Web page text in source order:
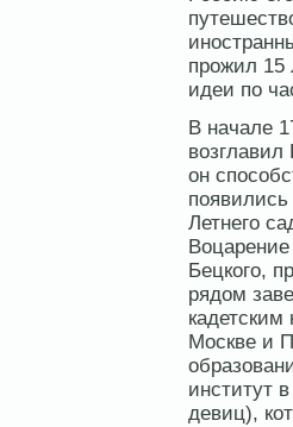
прожил 15
идеи по
В начале
он
Летнего
Бецкого,
рядом
Москве и
институт
девиц),